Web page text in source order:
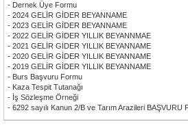
- Dernek Üye Formu
- 2024 GELİR GİDER BEYANNAME
- 2023 GELİR GİDER BEYANNAME
- 2022 GELİR GİDER YILLIK BEYANNMAE
- 2021 GELİR GİDER YILLIK BEYANNAME
- 2020 GELİR GİDER YILLIK BEYANNAME
- 2019 GELİR GİDER YILLIK BEYANNAME
- Burs Başvuru Formu
- Kaza Tespit Tutanağı
- İş Sözleşme Örneği
- 6292 sayılı Kanun 2/B ve Tarım Arazileri BAŞVURU